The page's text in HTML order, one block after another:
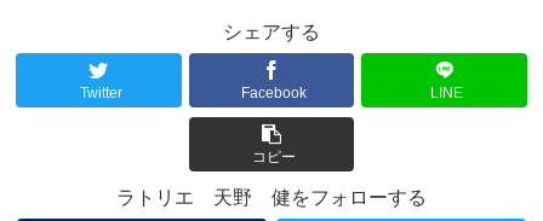
シェアする
Twitter Facebook LINE
コピー
ラトリエ 天野 健をフォローする